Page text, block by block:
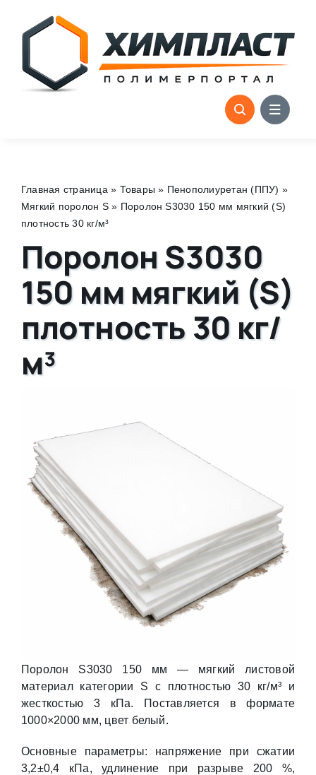
content
Главная страница » Товары » Пенополиуретан (ППУ) »
Мягкий поролон S» Поролон S3030 150 мм мягкий (S)
плотность 30 кг/м³
Поролон S3030
150 мм мягкий (S)
плотность 30 кг/
м³
Поролон S3030 150 мм — мягкий листовой
материал категории S с плотностью 30 кг/м³ и
жесткостью 3 кПа. Поставляется в формате
1000×2000 мм, цвет белый.
Основные параметры: напряжение при сжатии
3,2±0,4 кПа, удлинение при разрыве 200 %,